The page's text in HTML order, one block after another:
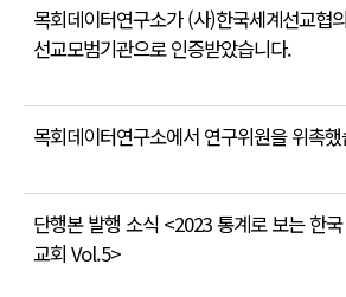
목회데이터연구소가 (사)한국세계선교협
선교모범기관으로 인증받았습니다.
목회데이터연구소에서 연구위원을 위촉
단행본 발행 소식 <2023 통계로 보는 한
교회 Vol.5>